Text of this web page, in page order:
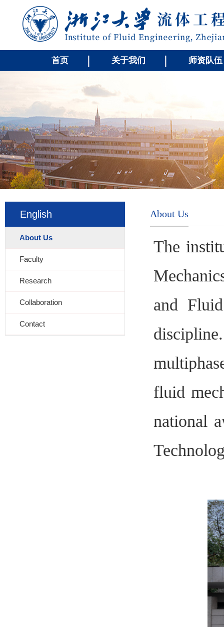
首页 关于我们 师资队伍
English
About Us
Faculty
Research
Collaboration
Contact
About Us
The
and
fluid
national